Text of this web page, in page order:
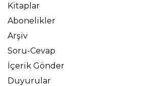
Kitaplar
Abonelikler
Arşiv
Soru-Cevap
İçerik Gönder
Duyurular